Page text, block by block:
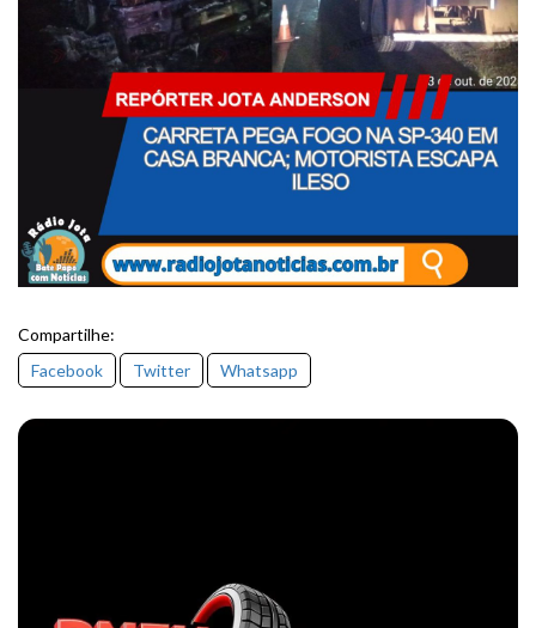
Compartilhe:
Facebook
Twitter Whatsapp